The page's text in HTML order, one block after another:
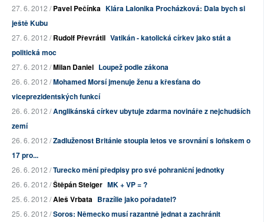
27. 6. 2012 /Pavel Pečínka Klára Lalonika Procházková: Dala bych si
ještě Kubu
27. 6. 2012 /Rudolf Převrátil Vatikán - katolická církev jako stát a
politická moc
27. 6. 2012 /Milan Daniel Loupež podle zákona
26. 6. 2012 /Mohamed Morsí jmenuje ženu a křesťana do
viceprezidentských funkcí
26. 6. 2012 /Anglikánská církev ubytuje zdarma novináře z nejchudších
zemí
26. 6. 2012 /Zadluženost Británie stoupla letos ve srovnání s loňskem o
17 pro...
26. 6. 2012 /Turecko mění předpisy pro své pohraniční jednotky
26. 6. 2012 /Štěpán Steiger MK + VP = ?
25. 6. 2012 /Aleš Vrbata Brazílie jako pořadatel?
25. 6. 2012 /Soros: Německo musí razantně jednat a zachránit